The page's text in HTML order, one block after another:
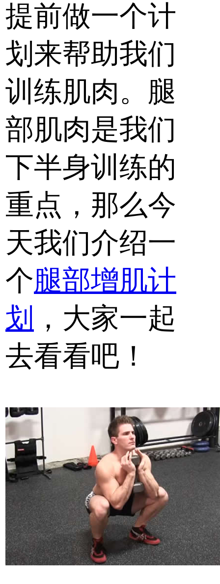
提前做一个计
划来帮助我们
训练肌肉。腿
部肌肉是我们
下半身训练的
重点，那么今
天我们介绍一
个腿部增肌计
划
，大家一起
去看看吧！